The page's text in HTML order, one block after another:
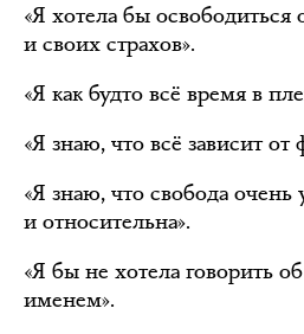
«Я хотела бы
и своих страхов».
«Я как будто всё время в
«Я знаю, что всё зависит от
«Я знаю, что свобода очень
и относительна».
«Я бы не хотела говорить
именем».